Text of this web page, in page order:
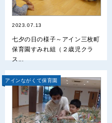
2023.07.13
七夕の日の様子～アイン三枚町
保育園すみれ組（２歳児クラ
ス...
アインながくて保育園